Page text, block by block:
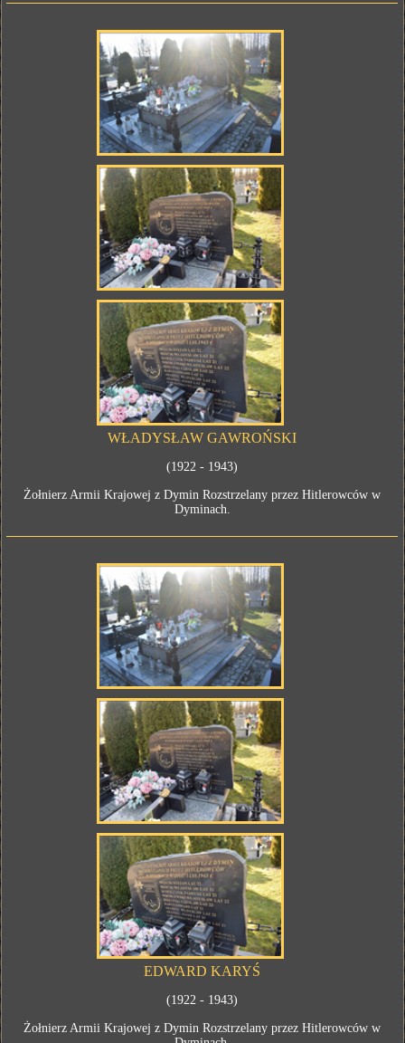
WŁADYSŁAW GAWROŃSKI
(1922 - 1943)
Żołnierz Armii Krajowej z Dymin Rozstrzelany przez Hitlerowców w
Dyminach.
EDWARD KARYŚ
(1922 - 1943)
Żołnierz Armii Krajowej z Dymin Rozstrzelany przez Hitlerowców w